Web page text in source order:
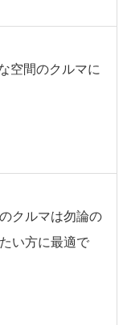
空間のクルマに
クルマは勿論の
い方に最適で